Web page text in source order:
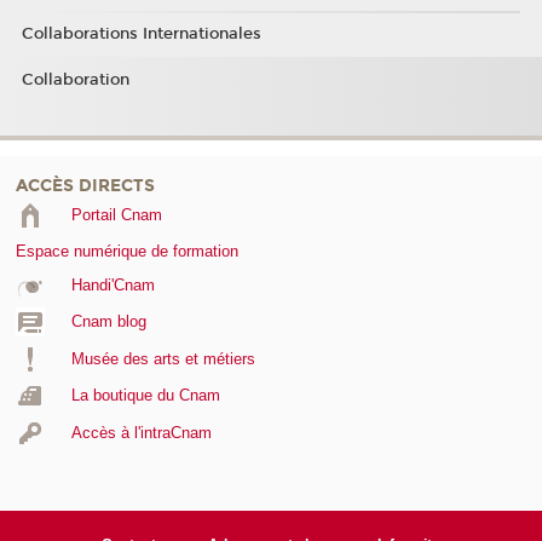
Collaborations Internationales
Collaboration
ACCÈS DIRECTS
Portail Cnam
Espace numérique de formation
Handi'Cnam
Cnam blog
Musée des arts et métiers
La boutique du Cnam
Accès à l'intraCnam